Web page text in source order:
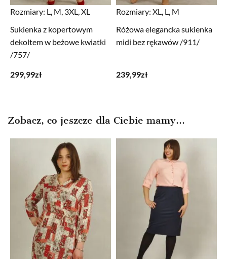
Rozmiary: L, M, 3XL, XL
Sukienka z kopertowym
dekoltem w beżowe kwiatki
/757/
299,99zł
Rozmiary: XL, L, M
Różowa elegancka sukienka
midi bez rękawów /911/
239,99zł
Zobacz, co jeszcze dla Ciebie mamy...